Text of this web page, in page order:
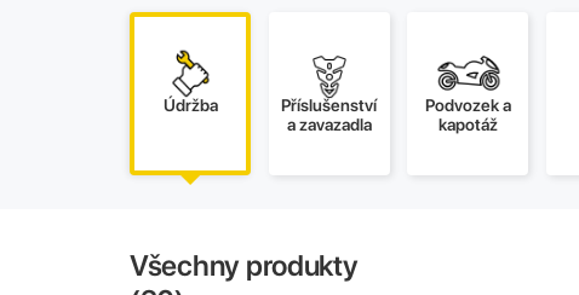
Údržba
Příslušenství
a zavazadla
Podvozek a
kapotáž
Všechny produkty